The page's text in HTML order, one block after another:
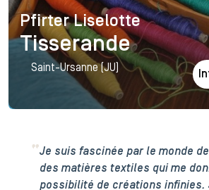
Pfirter Liselotte
Pfirter Liselotte
Tisserande
Saint-Ursanne (JU)
Je suis fascinée par le monde
des matières textiles qui me
possibilité de créations infinies.